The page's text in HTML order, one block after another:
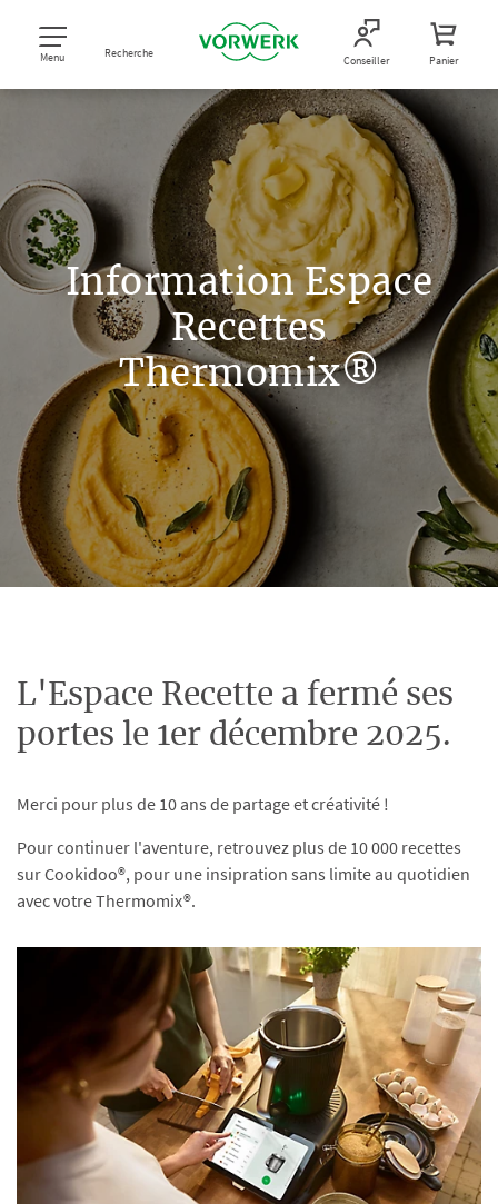
Menu Recherche Conseiller Panier
Information Espace
Recettes
Thermomix®
L'Espace Recette a fermé ses
portes le 1er décembre 2025.
Merci pour plus de 10 ans de partage et créativité !
Pour continuer l'aventure, retrouvez plus de 10 000 recettes
sur Cookidoo®, pour une insipration sans limite au quotidien
avec votre Thermomix®.